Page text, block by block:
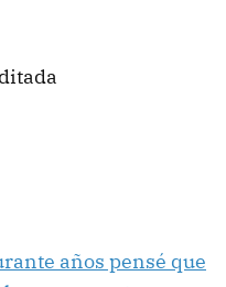
años pensé que